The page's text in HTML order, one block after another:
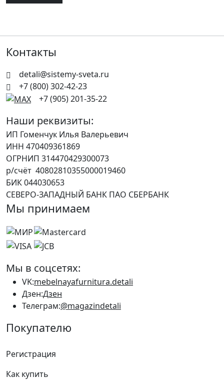
Контакты
detali@sistemy-sveta.ru
+7 (800) 302-42-23
+7 (905) 201-35-22
Наши реквизиты:
ИП Гоменчук Илья Валерьевич
ИНН 470409361869
ОГРНИП 314470429300073
р/счёт 40802810355000019460
БИК 044030653
СЕВЕРО-ЗАПАДНЫЙ БАНК ПАО СБЕРБАНК
Мы принимаем
Мы в соцсетях:
VK:mebelnayafurnitura.detali
Дзен:Дзен
Телеграм:@magazindetali
Покупателю
Регистрация
Как купить